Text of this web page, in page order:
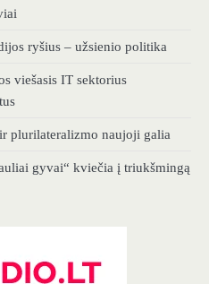
ryšius – užsienio politika
viešasis IT sektorius
plurilateralizmo naujoji galia
gyvai“ kviečia į triukšmingą